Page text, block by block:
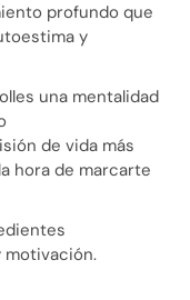
profundo que
y
una mentalidad
de vida más
hora de marcarte
motivación.